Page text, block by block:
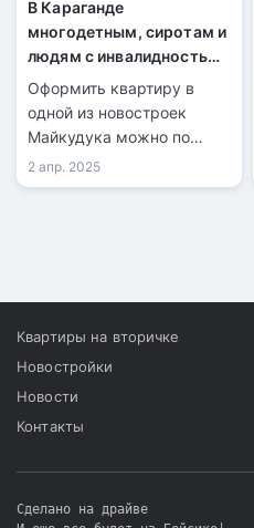
В Караганде
многодетным, сиротам и
людям с инвалидностью
предлагают жильё по
льготной ипотеке
Оформить квартиру в
одной из новостроек
Майкудука можно по
одной из льготных
ипотечных программ АО
2 апр. 2025
Квартиры на вторичке
Новостройки
Новости
Контакты
Сделано на драйве